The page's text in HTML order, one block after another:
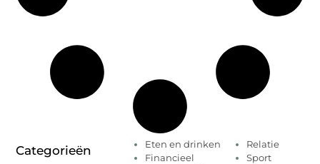
Categorieën
Eten en drinken
Financieel
Relatie
Sport